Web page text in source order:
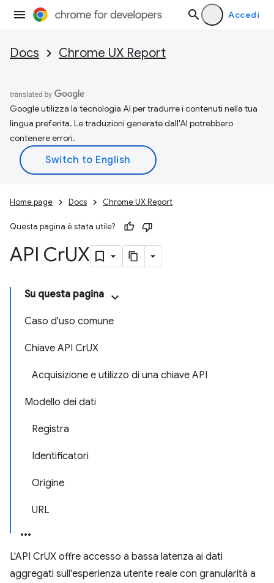
Accedi
Docs Chrome UX Report
Google utilizza la tecnologia AI per tradurre i contenuti nella tua
lingua preferita. Le traduzioni generate dall'AI potrebbero
contenere errori.
Home page Docs Chrome UX Report
Questa pagina è stata utile?
API CrUX
Su questa pagina
Caso d'uso comune
Chiave API CrUX
Acquisizione e utilizzo di una chiave API
Modello dei dati
Registra
Identificatori
Origine
URL
L'API CrUX offre accesso a bassa latenza ai dati
aggregati sull'esperienza utente reale con granularità a